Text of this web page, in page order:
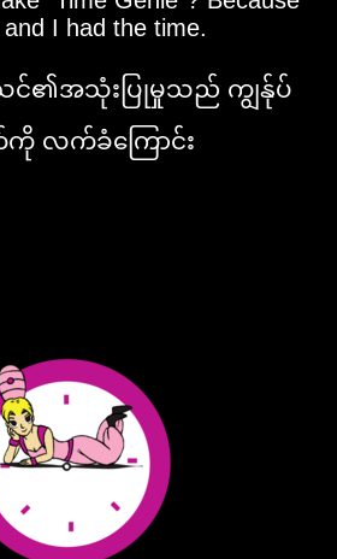
I had the time.
သင်၏အသုံးပြုမှုသည် ကျွန်ုပ်
ကို လက်ခံကြောင်း